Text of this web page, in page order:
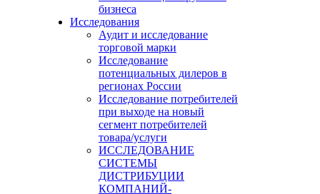
бизнеса
Исследования
Аудит и исследование
торговой марки
Исследование
потенциальных дилеров в
регионах России
Исследование потребителей
при выходе на новый
сегмент потребителей
товара/услуги
ИССЛЕДОВАНИЕ
СИСТЕМЫ
ДИСТРИБУЦИИ
КОМПАНИЙ-